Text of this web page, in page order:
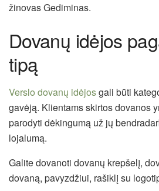
žinovas Gediminas.
Dovanų idėjos
tipą
Verslo dovanų idėjosgali būti
gavėją. Klientams skirtos dovanos
parodyti dėkingumą už jų
lojalumą.
Galite dovanoti dovanų krepšelį,
dovaną, pavyzdžiui, rašiklį su